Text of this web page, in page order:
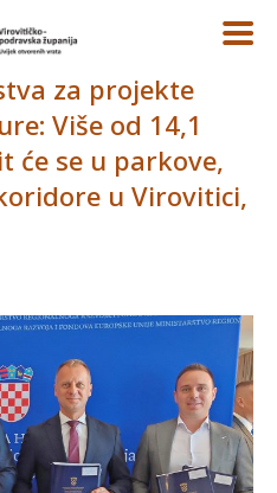
za projekte
Više od 14,1
će se u parkove,
u Virovitici,